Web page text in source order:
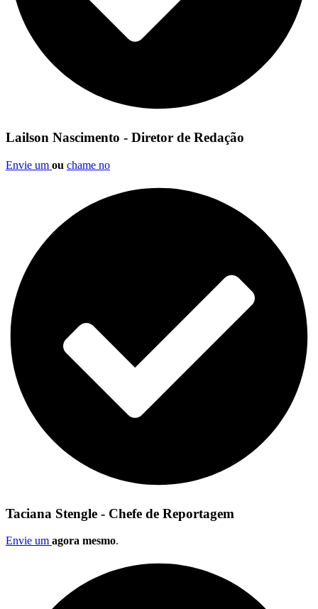
Lailson Nascimento - Diretor de Redação
Envie um ou chame no
Taciana Stengle - Chefe de Reportagem
Envie um agora mesmo.